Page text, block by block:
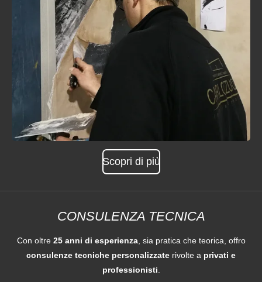
Scopri di più
CONSULENZA TECNICA
Con oltre 25 anni di esperienza, sia pratica che teorica, offro
consulenze tecniche personalizzate rivolte a privati e
professionisti.